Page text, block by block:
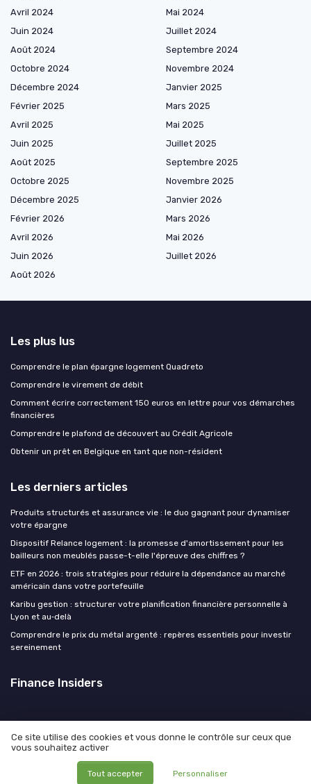
Avril 2024
Mai 2024
Juin 2024
Juillet 2024
Août 2024
Septembre 2024
Octobre 2024
Novembre 2024
Décembre 2024
Janvier 2025
Février 2025
Mars 2025
Avril 2025
Mai 2025
Juin 2025
Juillet 2025
Août 2025
Septembre 2025
Octobre 2025
Novembre 2025
Décembre 2025
Janvier 2026
Février 2026
Mars 2026
Avril 2026
Mai 2026
Juin 2026
Juillet 2026
Août 2026
Les plus lus
Comprendre le plan épargne logement Quadreto
Comprendre le virement de débit
Comment écrire correctement 150 euros en lettre pour vos démarches
financières
Comprendre le plafond de découvert au Crédit Agricole
Obtenir un prêt en Belgique en tant que non-résident
Les derniers articles
Produits structurés et assurance vie : le duo gagnant pour dynamiser
votre épargne
Dispositif Relance logement : la promesse d'amortissement pour les
bailleurs non meublés passe-t-elle l'épreuve des chiffres ?
ETF en 2026 : trois stratégies pour réduire la dépendance au marché
américain dans votre portefeuille
Karibu gestion : structurer votre planification financière personnelle à
Lyon et au‑delà
Comprendre le prix du métal argenté : repères essentiels pour investir
sereinement
Finance Insiders
Mentions légales
© Finance Insiders 2026
Ce site utilise des cookies et vous donne le contrôle sur ceux que
vous souhaitez activer
Tout accepter Personnaliser